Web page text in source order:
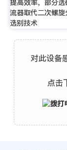
提高效率，部分
流器取代二次螺
选别技术
对此设备
点击